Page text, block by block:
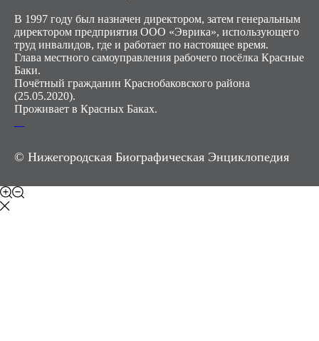
В 1997 году был назначен директором, затем генеральным
директором предприятия ООО «Эврика», использующего
труд инвалидов, где и работает по настоящее время.
Глава местного самоуправления рабочего посёлка Красные
Баки.
Почётный гражданин Краснобаковского района
(25.05.2020).
Проживает в Красных Баках.
© Нижегородская Биографическая Энциклопедия